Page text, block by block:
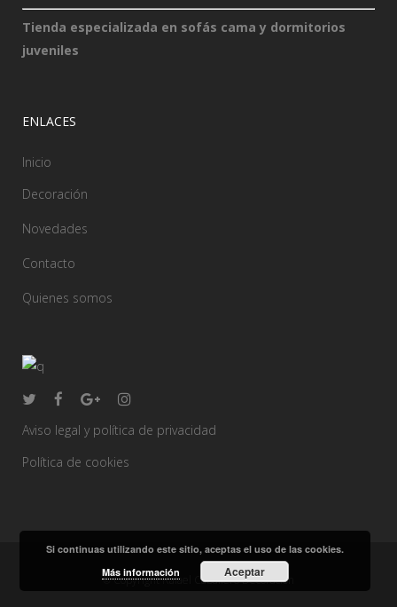
Tienda especializada en sofás cama y dormitorios
juveniles
ENLACES
Inicio
Decoración
Novedades
Contacto
Quienes somos
Aviso legal y política de privacidad
Política de cookies
© Copyright Rafael Caballero Decoración
Si continuas utilizando este sitio, aceptas el uso de las cookies.
Más información
Aceptar